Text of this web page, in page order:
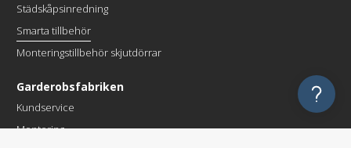
Städskåpsinredning
Smarta tillbehör
Monteringstillbehör skjutdörrar
Garderobsfabriken
Kundservice
Montering